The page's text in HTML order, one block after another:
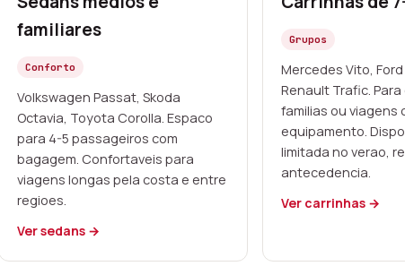
familiares
Conforto
Volkswagen Passat, Skoda
Octavia, Toyota Corolla. Espaco
para 4-5 passageiros com
bagagem. Confortaveis para
viagens longas pela costa e entre
regioes.
Ver sedans →
Grupos
Mercedes Vito,
Renault Trafic.
familias ou viagens
equipamento.
limitada no verao,
antecedencia.
Ver carrinhas →